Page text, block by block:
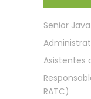
Senior
Asistentes
RATC)